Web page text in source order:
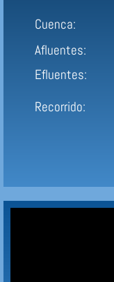
Cuenca:
Afluentes:
Efluentes:
Recorrido: